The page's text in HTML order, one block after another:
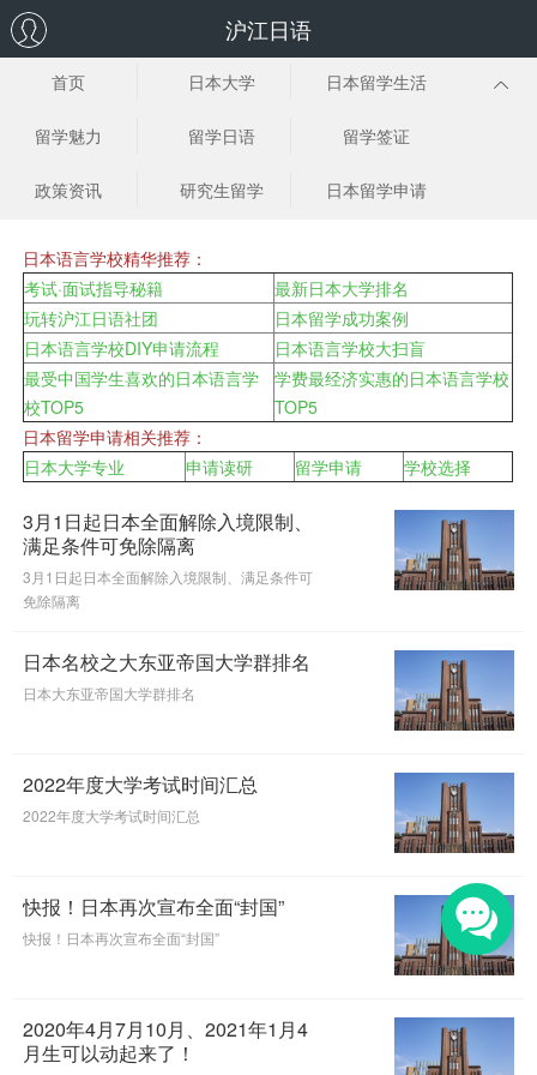
沪江日语
首页 日本大学 日本留学生活
留学魅力 留学日语 留学签证
政策资讯 研究生留学 日本留学申请
日本语言学校精华推荐：
考试·面试指导秘籍
最新日本大学排名
玩转沪江日语社团
日本留学成功案例
日本语言学校DIY申请流程
日本语言学校大扫盲
最受中国学生喜欢的日本语言学
校TOP5
学费最经济实惠的日本语言学校
TOP5
日本留学申请相关推荐：
日本大学专业
申请读研 留学申请 学校选择
3月1日起日本全面解除入境限制、
满足条件可免除隔离
3月1日起日本全面解除入境限制、满足条件可
免除隔离
日本名校之大东亚帝国大学群排名
日本大东亚帝国大学群排名
2022年度大学考试时间汇总
2022年度大学考试时间汇总
快报！日本再次宣布全面“封国”
快报！日本再次宣布全面“封国”
2020年4月7月10月、2021年1月4
月生可以动起来了！